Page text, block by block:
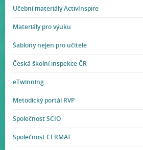
Učební materiály ActivInspire
Materiály pro výuku
Šablony nejen pro učitele
Česká školní inspekce ČR
eTwinning
Metodický portál RVP
Společnost SCIO
Společnost CERMAT